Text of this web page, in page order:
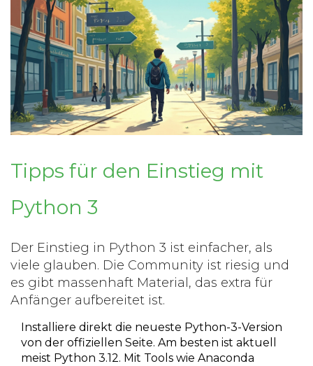
Tipps für den Einstieg mit
Python 3
Der Einstieg in Python 3 ist einfacher, als
viele glauben. Die Community ist riesig und
es gibt massenhaft Material, das extra für
Anfänger aufbereitet ist.
Installiere direkt die neueste Python-3-Version
von der offiziellen Seite. Am besten ist aktuell
meist Python 3.12. Mit Tools wie Anaconda